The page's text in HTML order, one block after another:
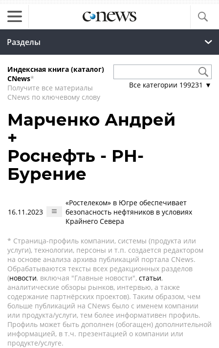
Разделы
Индексная книга (каталог)
CNews*
Получите все материалы
CNews по ключевому слову
Все категории 199231 ▼
Марченко Андрей
+
Роснефть - РН-
Бурение
16.11.2023
«Ростелеком» в Югре обеспечивает
безопасность нефтяников в условиях
Крайнего Севера
* Страница-профиль компании, системы (продукта или
услуги), технологии, персоны и т.п. создается редактором
на основе анализа архива публикаций портала CNews.
Обрабатываются тексты всех редакционных разделов
(новости, включая "Главные новости", статьи,
аналитические обзоры рынков, интервью, а также
содержание партнёрских проектов). Таким образом, чем
больше публикаций на CNews было с именем компании
или продукта/услуги, тем более информативен профиль.
Профиль может быть дополнен (обогащен) дополнительной
информацией, в т.ч. презентацией о компании или
продукте/услуге.